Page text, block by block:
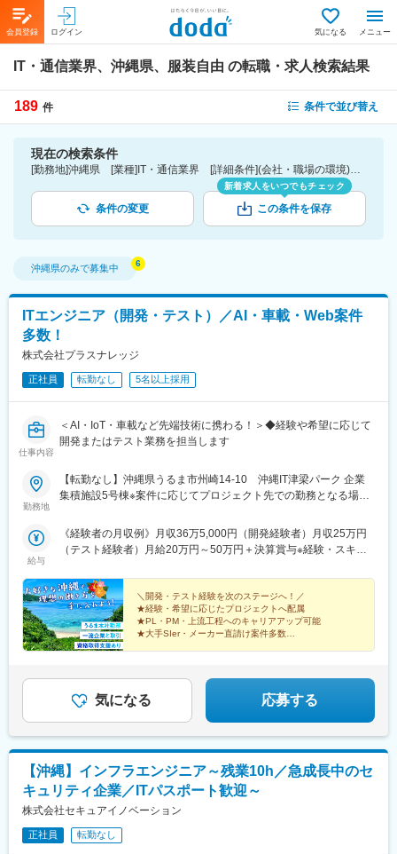
会員登録 ログイン 気になる メニュー
IT・通信業界、沖縄県、服装自由 の転職・求人検索結果
189 件 条件で並び替え
現在の検索条件
[勤務地]沖縄県 [業種]IT・通信業界 [詳細条件](会社・職場の環境)服装自由
条件の変更
新着求人をいつでもチェック
この条件を保存
沖縄県のみで募集中
ITエンジニア（開発・テスト）／AI・車載・Web案件
多数！
株式会社プラスナレッジ
正社員 転勤なし 5名以上採用
仕事内容
＜AI・IoT・車載など先端技術に携わる！＞◆経験や希望に応じて
開発またはテスト業務を担当します
勤務地
【転勤なし】沖縄県うるま市州崎14-10 沖縄IT津梁パーク 企業
集積施設5号棟※案件に応じてプロジェクト先での勤務となる場合
す。◎マイカー・バイク・自転車通勤OK（無料駐車場・駐輪場完
備）
給与
《経験者の月収例》月収36万5,000円（開発経験者）月収25万円
（テスト経験者）月給20万円～50万円＋決算賞与※経験・スキ
り★経験・スキルを正当に評価し、給与へ反映します。
＼開発・テスト経験を次のステージへ！／
★経験・希望に応じたプロジェクトへ配属
★PL・PM・上流工程へのキャリアアップ可能
★大手SIer・メーカー直請け案件多数
気になる 応募する
【沖縄】インフラエンジニア～残業10h／急成長中のセ
キュリティ企業／ITパスポート歓迎～
株式会社セキュアイノベーション
正社員 転勤なし